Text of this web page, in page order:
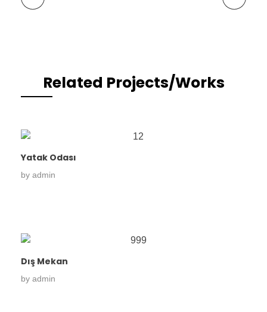
Related Projects/Works
Yatak Odası
by admin
Dış Mekan
by admin